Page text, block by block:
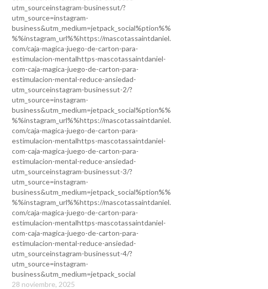
utm_sourceinstagram-businessut/?
utm_source=instagram-
business&utm_medium=jetpack_social%ption%%
%%instagram_url%%https://mascotassaintdaniel.
com/caja-magica-juego-de-carton-para-
estimulacion-mentalhttps-mascotassaintdaniel-
com-caja-magica-juego-de-carton-para-
estimulacion-mental-reduce-ansiedad-
utm_sourceinstagram-businessut-2/?
utm_source=instagram-
business&utm_medium=jetpack_social%ption%%
%%instagram_url%%https://mascotassaintdaniel.
com/caja-magica-juego-de-carton-para-
estimulacion-mentalhttps-mascotassaintdaniel-
com-caja-magica-juego-de-carton-para-
estimulacion-mental-reduce-ansiedad-
utm_sourceinstagram-businessut-3/?
utm_source=instagram-
business&utm_medium=jetpack_social%ption%%
%%instagram_url%%https://mascotassaintdaniel.
com/caja-magica-juego-de-carton-para-
estimulacion-mentalhttps-mascotassaintdaniel-
com-caja-magica-juego-de-carton-para-
estimulacion-mental-reduce-ansiedad-
utm_sourceinstagram-businessut-4/?
utm_source=instagram-
business&utm_medium=jetpack_social
28 noviembre, 2025